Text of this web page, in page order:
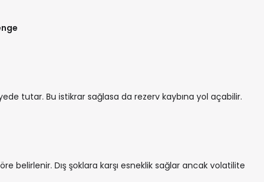
tutar. Bu istikrar sağlasa da rezerv kaybına yol açabilir.
belirlenir. Dış şoklara karşı esneklik sağlar ancak volatilite